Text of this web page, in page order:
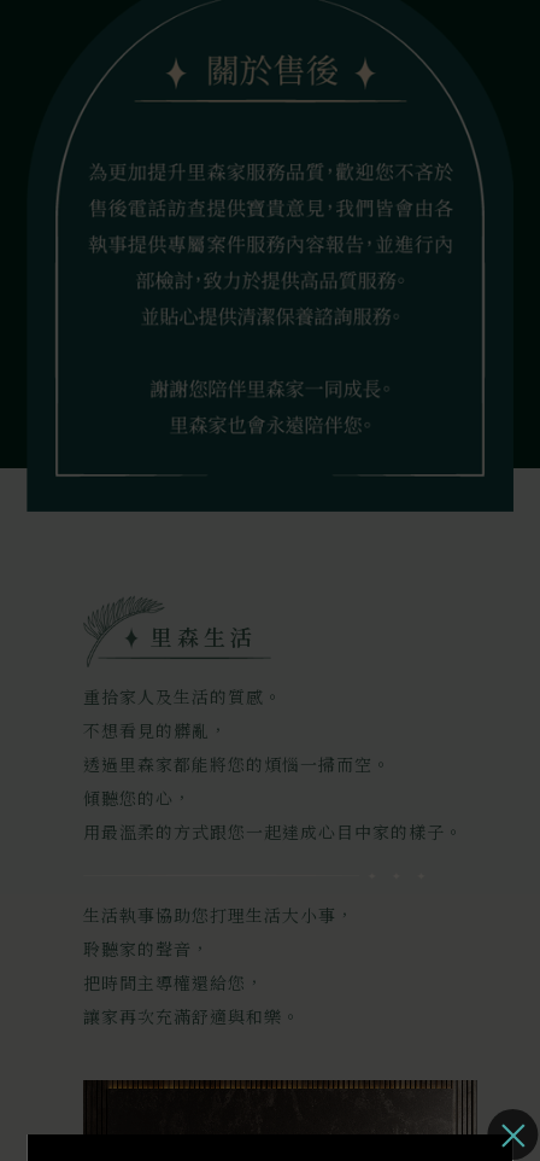
里森生活
重拾家人及生活的質感。
不想看見的髒亂，
透過里森家都能將您的煩惱一掃而空。
傾聽您的心，
用最溫柔的方式跟您一起達成心目中家的樣子。
生活執事協助您打理生活大小事，
聆聽家的聲音，
把時間主導權還給您，
讓家再次充滿舒適與和樂。